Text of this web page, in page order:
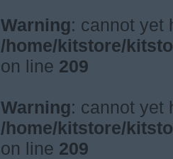
Warning: cannot yet
/home/kitstore/
on line 209
Warning: cannot yet
/home/kitstore/
on line 209